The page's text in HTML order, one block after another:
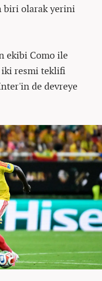
biri olarak yerini
ekibi Como ile
iki resmi teklifi
de devreye